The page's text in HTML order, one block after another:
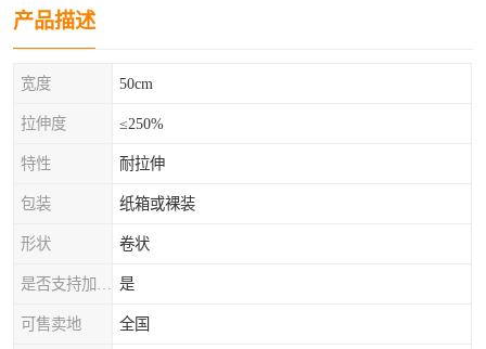
产品描述
宽度 50cm
拉伸度 ≤250%
特性 耐拉伸
包装 纸箱或裸装
形状 卷状
是
可售卖地 全国